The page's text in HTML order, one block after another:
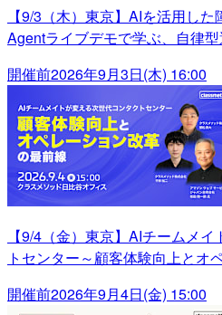
【9/3（木）東京】AIを活用し
Agentライブデモで学ぶ、自律
開催前2026年9月3日(木) 16:00
【9/4（金）東京】AIチームメ
トセンター～顧客体験向上とオ
開催前2026年9月4日(金) 15:00